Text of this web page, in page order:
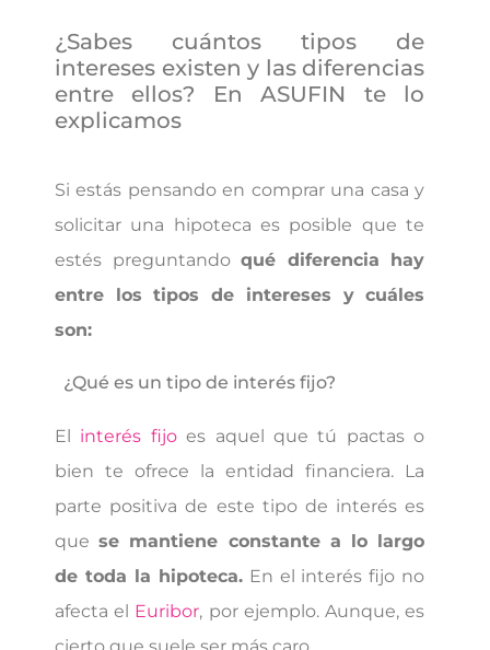
¿Sabes cuántos tipos de
intereses existen y las diferencias
entre ellos? En ASUFIN te lo
explicamos
Si estás pensando en comprar una casa y
solicitar una hipoteca es posible que te
estés preguntandoqué diferencia hay
entre los tipos de intereses y cuáles
son:
¿Qué es un tipo de interés fijo?
El interés fijoes aquel que tú pactas o
bien te ofrece la entidad financiera. La
parte positiva de este tipo de interés es
quese mantiene constante a lo largo
de toda la hipoteca.En el interés fijo no
afecta el Euribor, por ejemplo. Aunque, es